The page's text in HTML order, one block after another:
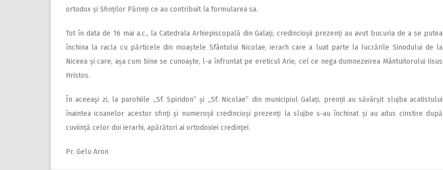
ortodox și Sfinților Părinți ce au contribuit la formularea sa.
Tot în data de 16 mai a.c., la Catedrala Arhiepiscopală din Galați, credincioșii prezenți au avut bucuria de a se putea
închina la racla cu părticele din moaștele Sfântului Nicolae, ierarh care a luat parte la lucrările Sinodului de la
Niceea și care, așa cum bine se cunoaște, l-a înfruntat pe ereticul Arie, cel ce nega dumnezeirea Mântuitorului Iisus
Hristos.
În aceeaşi zi, la parohiile „Sf. Spiridon” și „Sf. Nicolae” din municipiul Galați, preoții au săvârșit slujba acatistului
înaintea icoanelor acestor sfinți și numeroșii credincioși prezenți la slujbe s-au închinat și au adus cinstire după
cuviință celor doi ierarhi, apărători ai ortodoxiei credinței.
Pr. Gelu Aron